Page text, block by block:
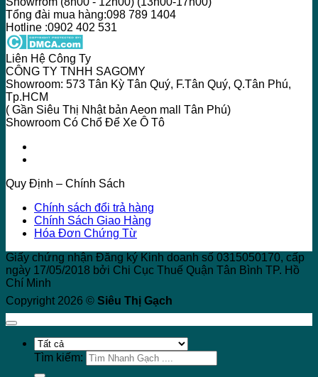
Tổng đài mua hàng:098 789 1404
Hotline :0902 402 531
Liên Hệ Công Ty
CÔNG TY TNHH SAGOMY
Showroom: 573 Tân Kỳ Tân Quý, F.Tân Quý, Q.Tân Phú,
Tp.HCM
( Gần Siêu Thị Nhật bản Aeon mall Tân Phú)
Showroom Có Chổ Để Xe Ô Tô
Quy Định – Chính Sách
Chính sách đổi trả hàng
Chính Sách Giao Hàng
Hóa Đơn Chứng Từ
Giấy chứng nhận Đăng ký Kinh doanh số 0315050170, cấp
ngày 17/05/2018 bởi Chi Cục Thuế Quận Tân Bình TP. Hồ
Chí Minh
Copyright 2026 © Siêu Thị Gạch
Tìm kiếm: